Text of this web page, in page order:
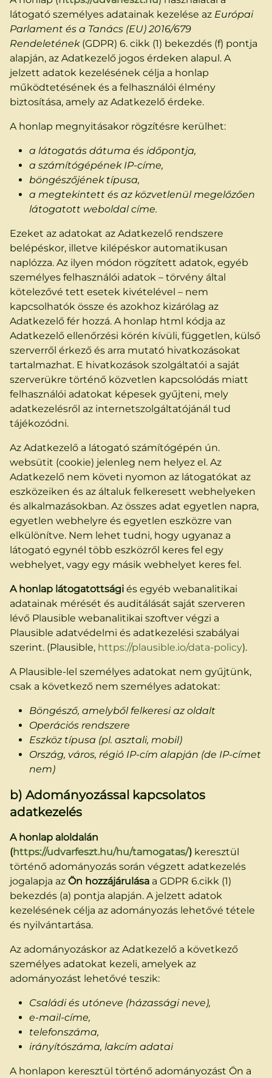
látogató személyes adatainak kezelése az Európai
Parlament és a Tanács (EU) 2016/679
Rendeletének(GDPR) 6. cikk (1) bekezdés (f) pontja
alapján, az Adatkezelő jogos érdeken alapul. A
jelzett adatok kezelésének célja a honlap
működtetésének és a felhasználói élmény
biztosítása, amely az Adatkezelő érdeke.
A honlap megnyitásakor rögzítésre kerülhet:
a látogatás dátuma és időpontja,
a számítógépének IP-címe,
böngészőjének típusa,
a megtekintett és az közvetlenül megelőzően
látogatott weboldal címe.
Ezeket az adatokat az Adatkezelő rendszere
belépéskor, illetve kilépéskor automatikusan
naplózza. Az ilyen módon rögzített adatok, egyéb
személyes felhasználói adatok – törvény által
kötelezővé tett esetek kivételével – nem
kapcsolhatók össze és azokhoz kizárólag az
Adatkezelő fér hozzá. A honlap html kódja az
Adatkezelő ellenőrzési körén kívüli, független, külső
szerverről érkező és arra mutató hivatkozásokat
tartalmazhat. E hivatkozások szolgáltatói a saját
szerverükre történő közvetlen kapcsolódás miatt
felhasználói adatokat képesek gyűjteni, mely
adatkezelésről az internetszolgáltatójánál tud
tájékozódni.
Az Adatkezelő a látogató számítógépén ún.
websütit (cookie) jelenleg nem helyez el. Az
Adatkezelő nem követi nyomon az látogatókat az
eszközeiken és az általuk felkeresett webhelyeken
és alkalmazásokban. Az összes adat egyetlen napra,
egyetlen webhelyre és egyetlen eszközre van
elkülönítve. Nem lehet tudni, hogy ugyanaz a
látogató egynél több eszközről keres fel egy
webhelyet, vagy egy másik webhelyet keres fel.
A honlap látogatottsági és egyéb webanalitikai
adatainak mérését és auditálását saját szerveren
lévő Plausible webanalitikai szoftver végzi a
Plausible adatvédelmi és adatkezelési szabályai
szerint. (Plausible, https://plausible.io/data-policy).
A Plausible-lel személyes adatokat nem gyűjtünk,
csak a következő nem személyes adatokat:
Böngésző, amelyből felkeresi az oldalt
Operációs rendszere
Eszköz típusa (pl. asztali, mobil)
Ország, város, régió IP-cím alapján (de IP-címet
nem)
b) Adományozással kapcsolatos
adatkezelés
A honlap aloldalán
(https://udvarfeszt.hu/hu/tamogatas/) keresztül
történő adományozás során végzett adatkezelés
jogalapja az Ön hozzájárulása a GDPR 6.cikk (1)
bekezdés (a) pontja alapján. A jelzett adatok
kezelésének célja az adományozás lehetővé tétele
és nyilvántartása.
Az adományozáskor az Adatkezelő a következő
személyes adatokat kezeli, amelyek az
adományozást lehetővé teszik:
Családi és utóneve (házassági neve),
e-mail-címe,
telefonszáma,
irányítószáma, lakcím adatai
A honlapon keresztül történő adományozást Ön a